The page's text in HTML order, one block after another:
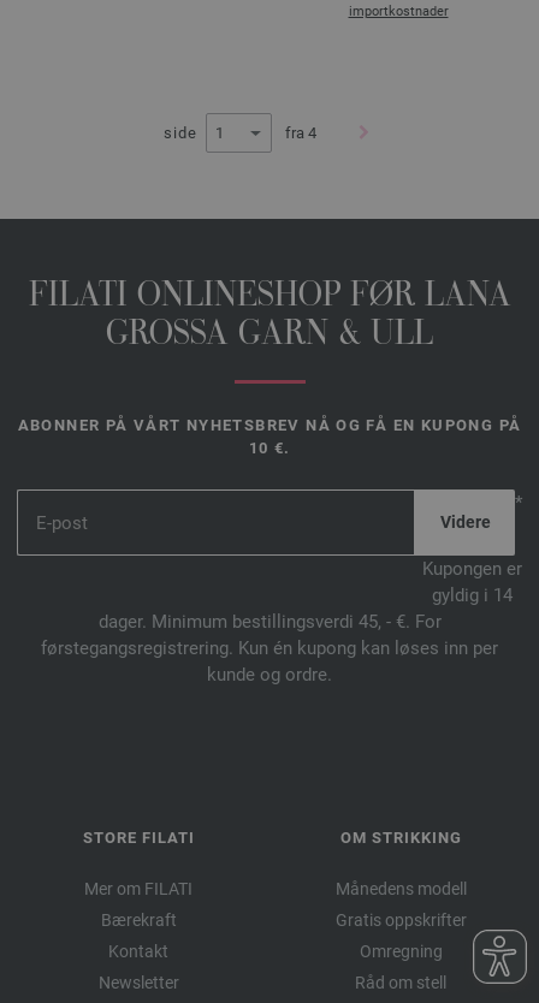
importkostnader
side fra 4
FILATI ONLINESHOP FØR LANA
GROSSA GARN & ULL
ABONNER PÅ VÅRT NYHETSBREV NÅ OG FÅ EN KUPONG PÅ
10 €.
*
Kupongen er
gyldig i 14
dager. Minimum bestillingsverdi 45, - €. For
førstegangsregistrering. Kun én kupong kan løses inn per
kunde og ordre.
STORE FILATI
Mer om FILATI
Bærekraft
Kontakt
Newsletter
OM STRIKKING
Månedens modell
Gratis oppskrifter
Omregning
Råd om stell